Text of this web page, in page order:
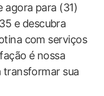
agora para (31)
e descubra
com serviços
é nossa
transformar sua